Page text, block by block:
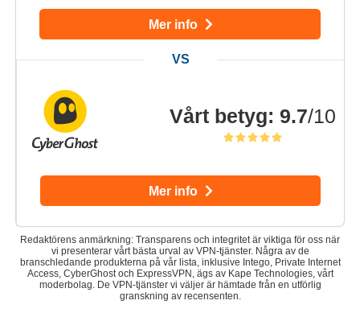
Mer info
Vårt betyg: 9.7/10
Mer info
Redaktörens anmärkning: Transparens och integritet är viktiga för oss när
vi presenterar vårt bästa urval av VPN-tjänster. Några av de
branschledande produkterna på vår lista, inklusive Intego, Private Internet
Access, CyberGhost och ExpressVPN, ägs av Kape Technologies, vårt
moderbolag. De VPN-tjänster vi väljer är hämtade från en utförlig
granskning av recensenten.